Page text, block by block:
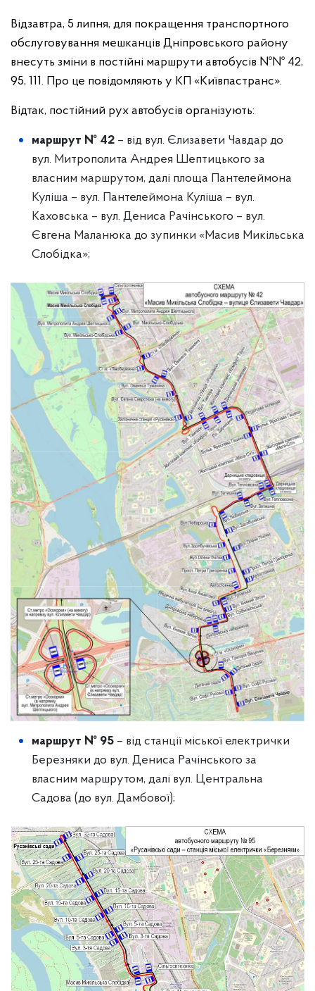
Відзавтра, 5 липня, для покращення транспортного
обслуговування мешканців Дніпровського району
внесуть зміни в постійні маршрути автобусів №№ 42,
95, 111. Про це повідомляють у КП «Київпастранс».
Відтак, постійний рух автобусів організують:
маршрут № 42 – від вул. Єлизавети Чавдар до
вул. Митрополита Андрея Шептицького за
власним маршрутом, далі площа Пантелеймона
Куліша – вул. Пантелеймона Куліша – вул.
Каховська – вул. Дениса Рачінського – вул.
Євгена Маланюка до зупинки «Масив Микільська
Слобідка»;
маршрут № 95 – від станції міської електрички
Березняки до вул. Дениса Рачінського за
власним маршрутом, далі вул. Центральна
Садова (до вул. Дамбової);